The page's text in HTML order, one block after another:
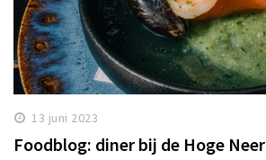
13 juni 2023
Foodblog: diner bij de Hoge Neer